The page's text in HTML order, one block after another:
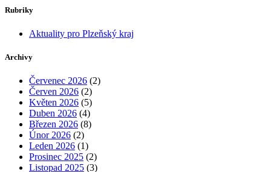
Rubriky
Aktuality pro Plzeňský kraj
Archivy
Červenec 2026 (2)
Červen 2026 (2)
Květen 2026 (5)
Duben 2026 (4)
Březen 2026 (8)
Únor 2026 (2)
Leden 2026 (1)
Prosinec 2025 (2)
Listopad 2025 (3)